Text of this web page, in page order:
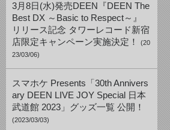
3月8日(水)発売DEEN『DEEN The
Best DX ～Basic to Respect～』
リリース記念 タワーレコード新宿
店限定キャンペーン実施決定！
(20
23/03/06)
スマホケ Presents「30th Annivers
ary DEEN LIVE JOY Special 日本
武道館 2023」グッズ一覧 公開！
(2023/03/03)